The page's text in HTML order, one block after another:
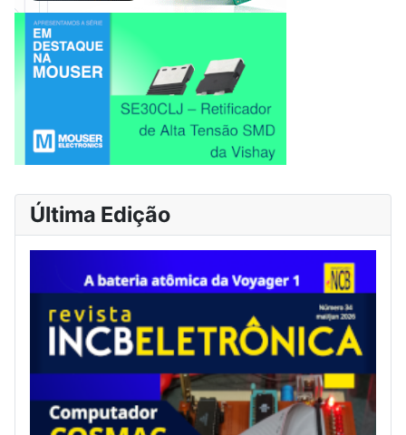
Última Edição